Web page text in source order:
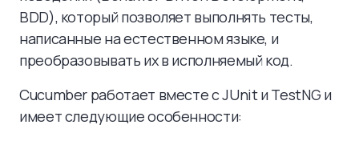
BDD), который позволяет выполнять тесты,
написанные на естественном языке, и
преобразовывать их в исполняемый код.
Cucumber работает вместе с JUnit и TestNG и
имеет следующие особенности: